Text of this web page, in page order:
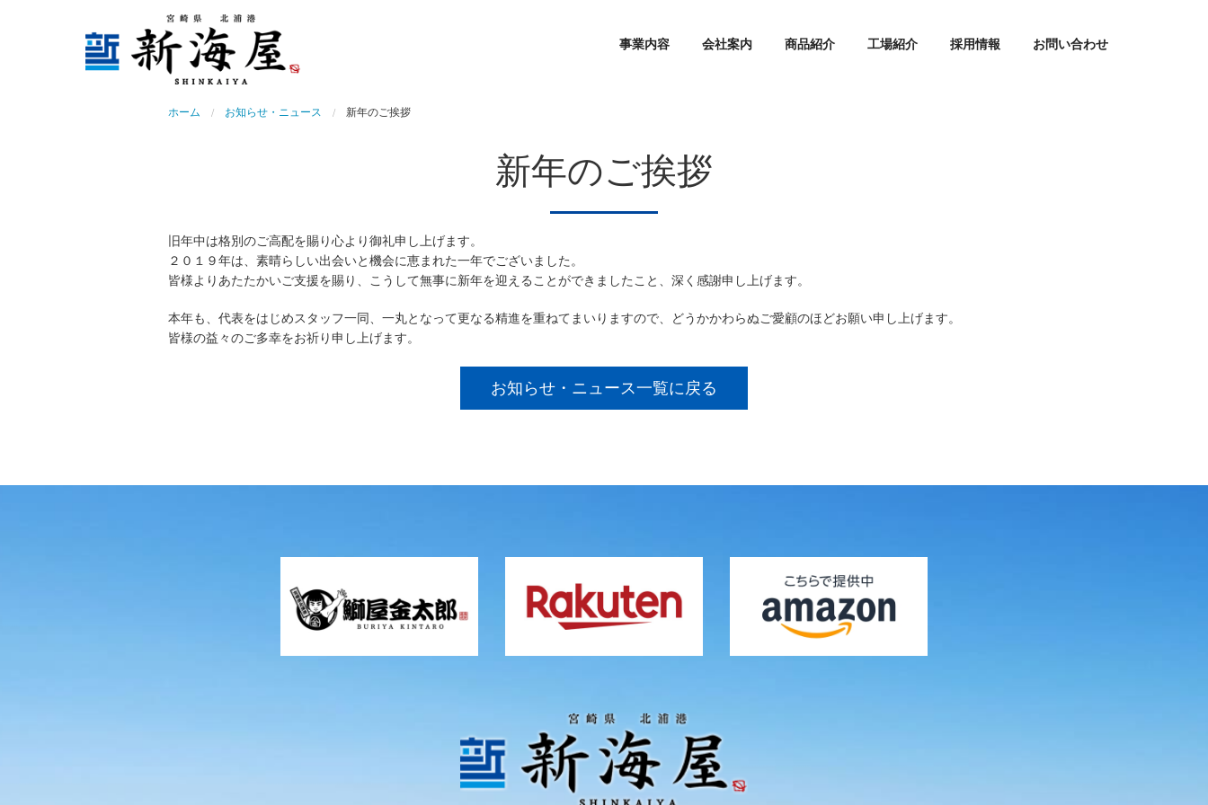
事業内容 会社案内 商品紹介 工場紹介 採用情報 お問い合わせ
ホーム お知らせ・ニュース 新年のご挨拶
新年のご挨拶
旧年中は格別のご高配を賜り心より御礼申し上げます。
２０１９年は、素晴らしい出会いと機会に恵まれた一年でございました。
皆様よりあたたかいご支援を賜り、こうして無事に新年を迎えることができましたこと、深く感謝申し上げます。
本年も、代表をはじめスタッフ一同、一丸となって更なる精進を重ねてまいりますので、どうかかわらぬご愛顧のほどお願い申し上げます。
皆様の益々のご多幸をお祈り申し上げます。
お知らせ・ニュース一覧に戻る